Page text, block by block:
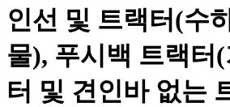
인선 및 트랙터(수
물), 푸시백 트랙터
터 및 견인바 없는